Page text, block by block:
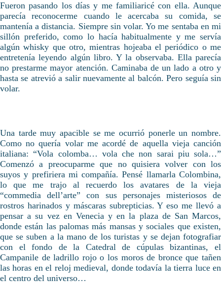
Fueron pasando los días y me familiaricé con ella. Aunque
parecía reconocerme cuando le acercaba su comida, se
mantenía a distancia. Siempre sin volar. Yo me sentaba en mi
sillón preferido, como lo hacía habitualmente y me servía
algún whisky que otro, mientras hojeaba el periódico o me
entretenía leyendo algún libro. Y la observaba. Ella parecía
no prestarme mayor atención. Caminaba de un lado a otro y
hasta se atrevió a salir nuevamente al balcón. Pero seguía sin
volar.
Una tarde muy apacible se me ocurrió ponerle un nombre.
Como no quería volar me acordé de aquella vieja canción
italiana: “Vola colomba… vola che non sarai piu sola…”
Comenzó a preocuparme que no quisiera volver con los
suyos y prefiriera mi compañía. Pensé llamarla Colombina,
lo que me trajo al recuerdo los avatares de la vieja
“commedia dell’arte” con sus personajes misteriosos de
rostros harinados y máscaras subrepticias. Y eso me llevó a
pensar a su vez en Venecia y en la plaza de San Marcos,
donde están las palomas más mansas y sociales que existen,
que se suben a la mano de los turistas y se dejan fotografiar
con el fondo de la Catedral de cúpulas bizantinas, el
Campanile de ladrillo rojo o los moros de bronce que tañen
las horas en el reloj medieval, donde todavía la tierra luce en
el centro del universo…